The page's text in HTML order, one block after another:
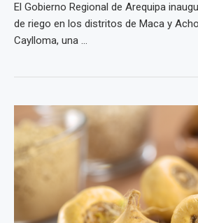
El Gobierno Regional de Arequipa
de riego en los distritos de Maca y
Caylloma, una ...